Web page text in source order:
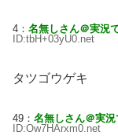
4： 名無しさん＠実況
ID:tbH+03yU0.net
タツゴウゲキ
49： 名無しさん＠実
ID:Ow7HArxm0.net